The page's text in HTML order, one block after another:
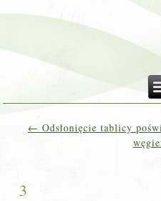
← Odsłonięcie tablicy
3